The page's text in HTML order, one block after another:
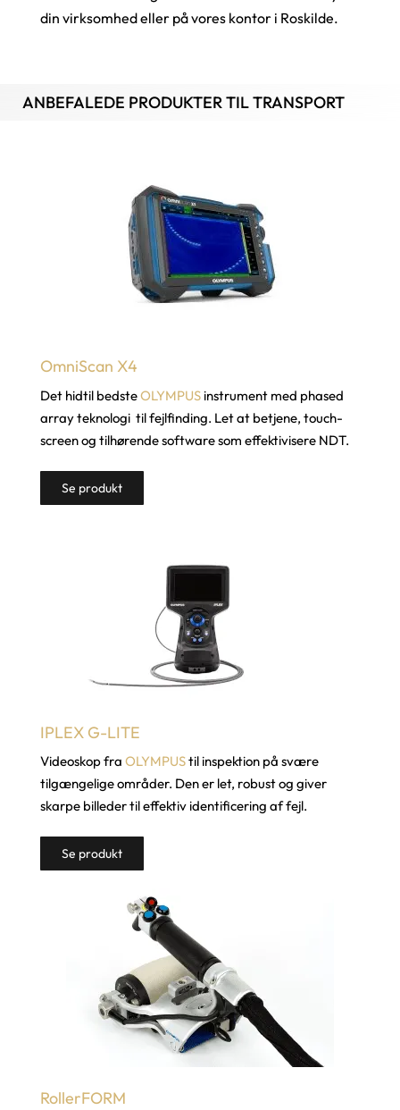
din virksomhed eller på vores kontor i Roskilde.
ANBEFALEDE PRODUKTER TIL TRANSPORT
OmniScan X4
Det hidtil bedsteOLYMPUS instrument med phased
array teknologi til fejlfinding. Let at betjene, touch-
screen og tilhørende software som effektivisere NDT.
Se produkt
IPLEX G-LITE
Videoskop fra OLYMPUStil inspektion på svære
tilgængelige områder. Den er let, robust og giver
skarpe billeder til effektiv identificering af fejl.
Se produkt
RollerFORM